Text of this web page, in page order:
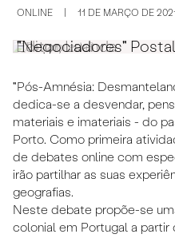
ONLINE 11 DE MARÇO DE 2021
Editor, Luanda
"Negociadores"
"Pós-Amnésia:
dedica-se a desvendar,
materiais e imateriais - do
Porto. Como primeira
de debates online com
irão partilhar as suas
geografias.
Neste debate propõe-se
colonial em Portugal a partir